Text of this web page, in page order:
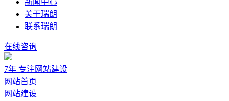
新闻中心
关于瑞朗
联系瑞朗
在线咨询
7年 专注网站建设
网站首页
网站建设